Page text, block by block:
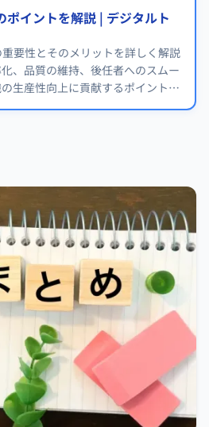
ポイントを解説 | デジタルト
要性とそのメリットを詳しく解説
、品質の維持、後任者へのスムー
生産性向上に貢献するポイントが